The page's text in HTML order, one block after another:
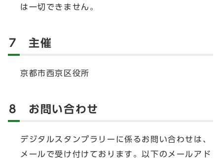
は一切できません。
7 主催
京都市西京区役所
8 お問い合わせ
デジタルスタンプラリーに係るお問い合わせは、
メールで受け付けております。以下のメールアド